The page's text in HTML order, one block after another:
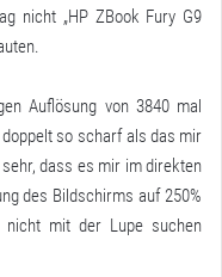
nicht „HP ZBook Fury G9
Auflösung von 3840 mal
so scharf als das mir
dass es mir im direkten
des Bildschirms auf 250%
mit der Lupe suchen